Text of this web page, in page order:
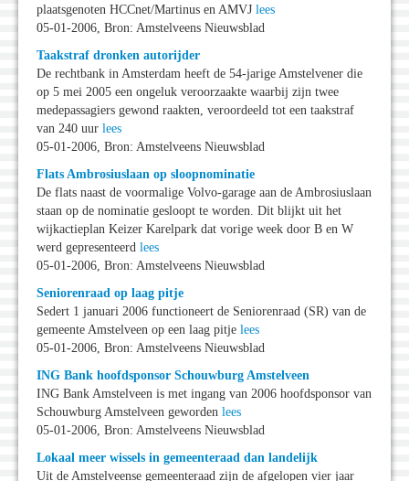
plaatsgenoten HCCnet/Martinus en AMVJ lees
05-01-2006, Bron: Amstelveens Nieuwsblad
Taakstraf dronken autorijder
De rechtbank in Amsterdam heeft de 54-jarige Amstelvener die
op 5 mei 2005 een ongeluk veroorzaakte waarbij zijn twee
medepassagiers gewond raakten, veroordeeld tot een taakstraf
van 240 uur lees
05-01-2006, Bron: Amstelveens Nieuwsblad
Flats Ambrosiuslaan op sloopnominatie
De flats naast de voormalige Volvo-garage aan de Ambrosiuslaan
staan op de nominatie gesloopt te worden. Dit blijkt uit het
wijkactieplan Keizer Karelpark dat vorige week door B en W
werd gepresenteerd lees
05-01-2006, Bron: Amstelveens Nieuwsblad
Seniorenraad op laag pitje
Sedert 1 januari 2006 functioneert de Seniorenraad (SR) van de
gemeente Amstelveen op een laag pitje lees
05-01-2006, Bron: Amstelveens Nieuwsblad
ING Bank hoofdsponsor Schouwburg Amstelveen
ING Bank Amstelveen is met ingang van 2006 hoofdsponsor van
Schouwburg Amstelveen geworden lees
05-01-2006, Bron: Amstelveens Nieuwsblad
Lokaal meer wissels in gemeenteraad dan landelijk
Uit de Amstelveense gemeenteraad zijn de afgelopen vier jaar